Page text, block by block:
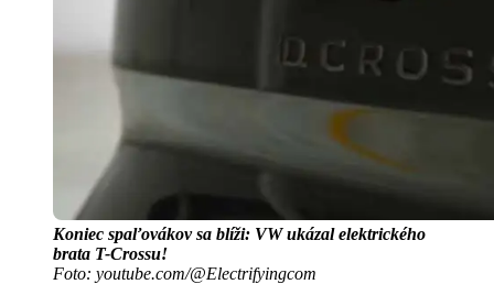
Koniec spaľovákov sa blíži: VW ukázal elektrického
brata T-Crossu!
Foto: youtube.com/@Electrifyingcom